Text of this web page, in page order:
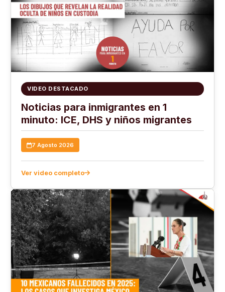
VIDEO DESTACADO
Noticias para inmigrantes en 1
minuto: ICE, DHS y niños migrantes
7 Agosto 2026
Ver video completo